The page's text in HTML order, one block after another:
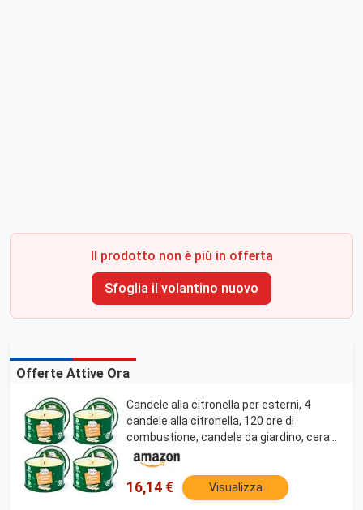
Il prodotto non è più in offerta
Sfoglia il volantino nuovo
Offerte Attive Ora
Candele alla citronella per esterni, 4
candele alla citronella, 120 ore di
combustione, candele da giardino, cera
di soia naturale, set di candele
profumate per campeggio, terrazza,
picnic
16,14 € Visualizza